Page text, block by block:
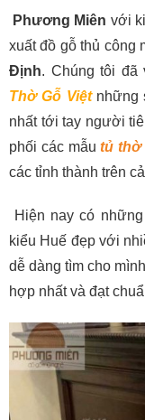
Phương Miên với
xuất đồ gỗ thủ công
Định. Chúng tôi đã
Thờ Gỗ Việtnhững
nhất tới tay người
phối các mẫutủ thờ
các tỉnh thành trên
Hiện nay có
kiểu Huế đẹp với
dễ dàng tìm cho
hợp nhất và đạt